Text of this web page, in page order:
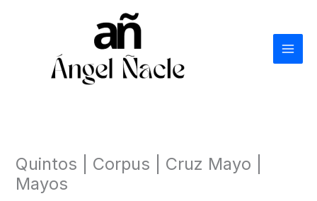
Quintos | Corpus | Cruz Mayo |
Mayos